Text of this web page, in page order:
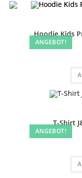
ANGEBOT!
Hoodie Kids
ANGEBOT!
T-Shirt